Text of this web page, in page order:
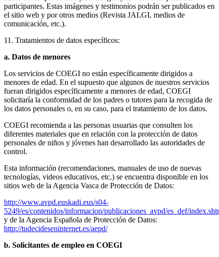
participantes. Estas imágenes y testimonios podrán ser publicados en
el sitio web y por otros medios (Revista JALGI, medios de
comunicación, etc.).
11. Tratamientos de datos específicos:
a. Datos de menores
Los servicios de COEGI no están específicamente dirigidos a
menores de edad. En el supuesto que algunos de nuestros servicios
fueran dirigidos específicamente a menores de edad, COEGI
solicitaría la conformidad de los padres o tutores para la recogida de
los datos personales o, en su caso, para el tratamiento de los datos.
COEGI recomienda a las personas usuarias que consulten los
diferentes materiales que en relación con la protección de datos
personales de niños y jóvenes han desarrollado las autoridades de
control.
Esta información (recomendaciones, manuales de uso de nuevas
tecnologías, videos educativos, etc.) se encuentra disponible en los
sitios web de la Agencia Vasca de Protección de Datos:
http://www.avpd.euskadi.eus/s04-
5249/es/contenidos/informacion/publicaciones_avpd/es_def/
y de la Agencia Española de Protección de Datos:
http://tudecideseninternet.es/aepd/
b. Solicitantes de empleo en COEGI